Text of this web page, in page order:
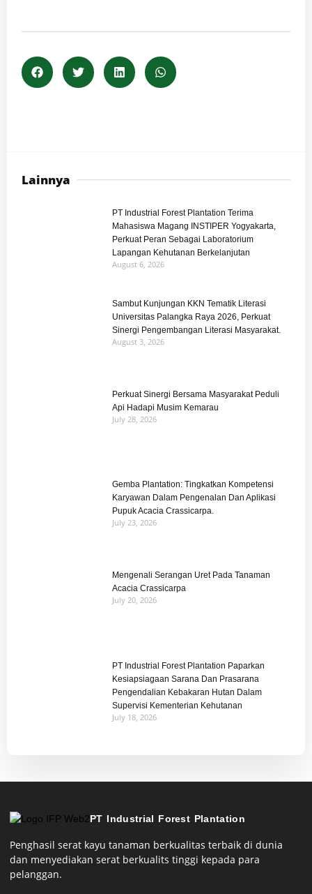
Lainnya
PT Industrial Forest Plantation Terima
Mahasiswa Magang INSTIPER Yogyakarta,
Perkuat Peran Sebagai Laboratorium
Lapangan Kehutanan Berkelanjutan
August 6, 2026
Sambut Kunjungan KKN Tematik Literasi
Universitas Palangka Raya 2026, Perkuat
Sinergi Pengembangan Literasi Masyarakat.
August 3, 2026
Perkuat Sinergi Bersama Masyarakat Peduli
Api Hadapi Musim Kemarau
July 28, 2026
Gemba Plantation: Tingkatkan Kompetensi
Karyawan Dalam Pengenalan Dan Aplikasi
Pupuk Acacia Crassicarpa.
July 23, 2026
Mengenali Serangan Uret Pada Tanaman
Acacia Crassicarpa
July 20, 2026
PT Industrial Forest Plantation Paparkan
Kesiapsiagaan Sarana Dan Prasarana
Pengendalian Kebakaran Hutan Dalam
Supervisi Kementerian Kehutanan
July 18, 2026
PT Industrial Forest Plantation
Penghasil serat kayu tanaman berkualitas terbaik di dunia
dan menyediakan serat berkualits tinggi kepada para
pelanggan.